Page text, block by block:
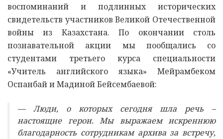
воспоминаний и подлинных исторических
свидетельств участников Великой Отечественной
войны из Казахстана. По окончании столь
познавательной акции мы пообщались со
студентами третьего курса специальности
«Учитель английского языка» Мейрамбеком
Оспанбай и Мадиной Бейсембаевой:
— Люди, о которых сегодня шла речь –
настоящие герои. Мы выражаем искреннюю
благодарность сотрудникам архива за встречу,